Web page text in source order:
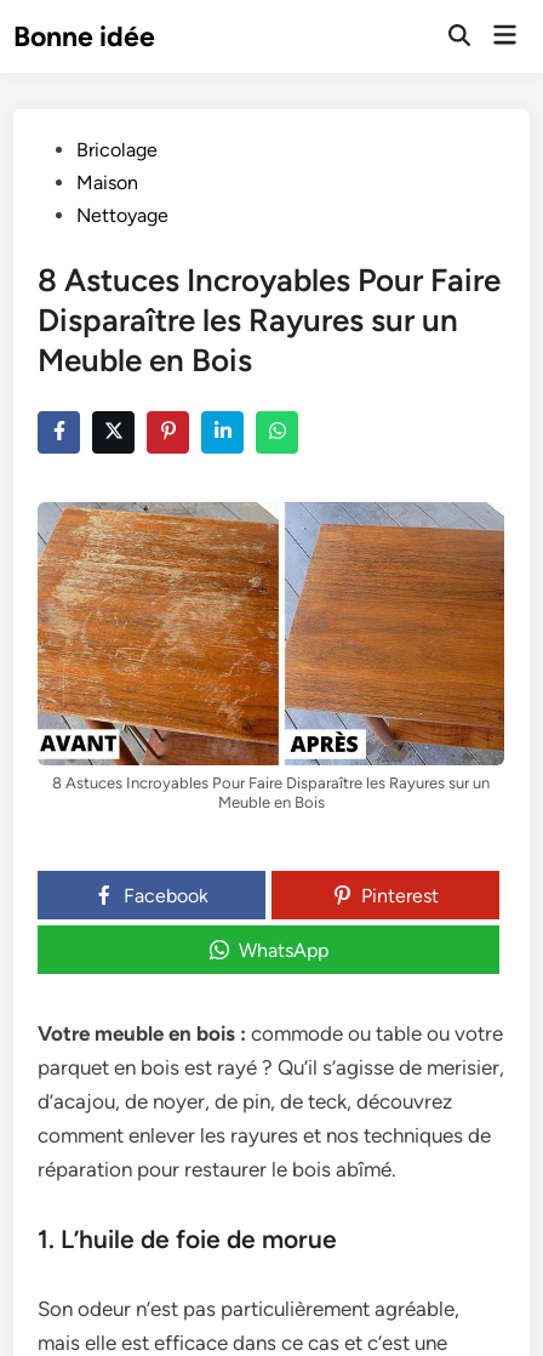
toBonne idée
Open
PostedBricolage
Maison
Nettoyage
8 Astuces Incroyables Pour Faire
Disparaître les Rayures sur un
Meuble en Bois
8 Astuces Incroyables Pour Faire Disparaître les Rayures sur un
Meuble en Bois
Facebook Pinterest
WhatsApp
Votre meuble en bois :commode ou table ou votre
parquet en bois est rayé ? Qu’il s’agisse de merisier,
d’acajou, de noyer, de pin, de teck, découvrez
comment enlever les rayures et nos techniques de
réparation pour restaurer le bois abîmé.
1. L’huile de foie de morue
Son odeur n’est pas particulièrement agréable,
mais elle est efficace dans ce cas et c’est une